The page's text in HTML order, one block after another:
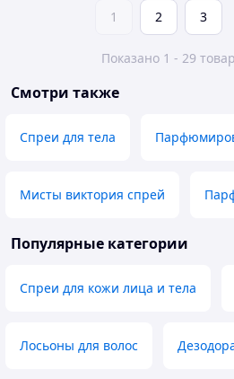
1 2 3
Показано 1 - 29
Смотри также
Спреи для тела
Мисты виктория спрей
Популярные категории
Спреи для кожи лица и тела
Лосьоны для волос